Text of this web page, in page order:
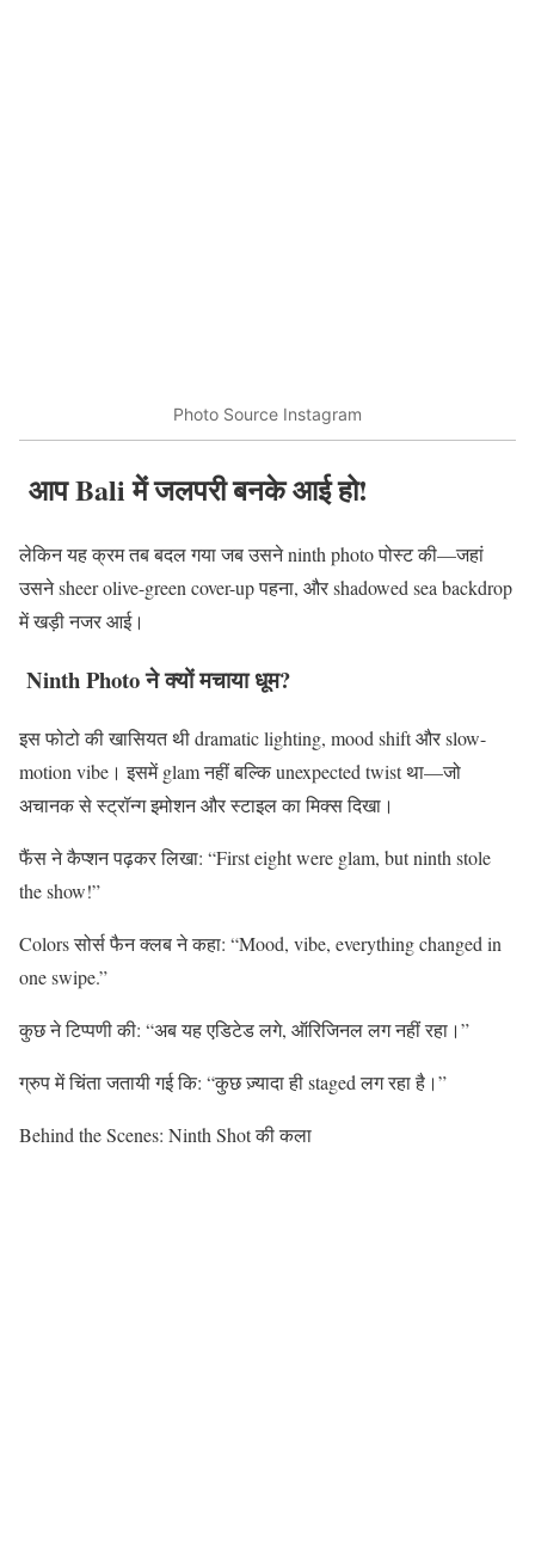
Photo Source Instagram
आप Bali में जलपरी बनके आई हो!
लेकिन यह क्रम तब बदल गया जब उसने ninth photo पोस्ट की—जहां
उसने sheer olive-green cover-up पहना, और shadowed sea backdrop
में खड़ी नजर आई।
Ninth Photo ने क्यों मचाया धूम?
इस फोटो की खासियत थी dramatic lighting, mood shift और slow-
motion vibe। इसमें glam नहीं बल्कि unexpected twist था—जो
अचानक से स्ट्रॉन्ग इमोशन और स्टाइल का मिक्स दिखा।
फैंस ने कैप्शन पढ़कर लिखा: “First eight were glam, but ninth stole
the show!”
Colors सोर्स फैन क्लब ने कहा: “Mood, vibe, everything changed in
one swipe.”
कुछ ने टिप्पणी की: “अब यह एडिटेड लगे, ऑरिजिनल लग नहीं रहा।”
ग्रुप में चिंता जतायी गई कि: “कुछ ज़्यादा ही staged लग रहा है।”
Behind the Scenes: Ninth Shot की कला